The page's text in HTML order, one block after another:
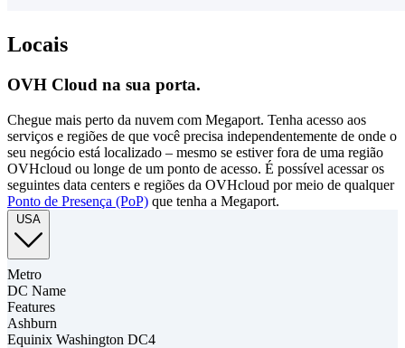
Locais
OVH Cloud na sua porta.
Chegue mais perto da nuvem com Megaport. Tenha acesso aos
serviços e regiões de que você precisa independentemente de onde o
seu negócio está localizado – mesmo se estiver fora de uma região
OVHcloud ou longe de um ponto de acesso. É possível acessar os
seguintes data centers e regiões da OVHcloud por meio de qualquer
Ponto de Presença (PoP) que tenha a Megaport.
USA
Metro
DC Name
Features
Ashburn
Equinix Washington DC4